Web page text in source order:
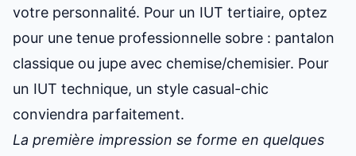
votre personnalité. Pour un IUT tertiaire, optez
pour une tenue professionnelle sobre : pantalon
classique ou jupe avec chemise/chemisier. Pour
un IUT technique, un style casual-chic
conviendra parfaitement.
La première impression se forme en quelques